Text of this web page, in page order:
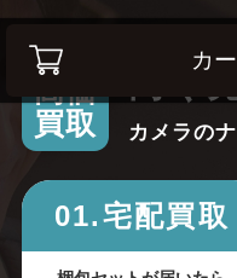
カ
高価
買取
高く
カメラの
01.宅配買取